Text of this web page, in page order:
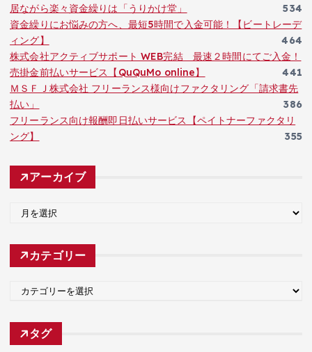
居ながら楽々資金繰りは「うりかけ堂」
534
資金繰りにお悩みの方へ、最短5時間で入金可能！【ビートレーデ
ィング】
464
株式会社アクティブサポート WEB完結 最速２時間にてご入金！
売掛金前払いサービス【QuQuMo online】
441
ＭＳＦＪ株式会社 フリーランス様向けファクタリング「請求書先
払い」
386
フリーランス向け報酬即日払いサービス【ペイトナーファクタリ
ング】
355
アーカイブ
カ
カテゴリー
ゴ
タグ